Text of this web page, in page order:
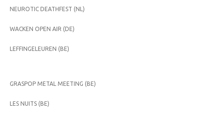
NEUROTIC DEATHFEST (NL)
WACKEN OPEN AIR (DE)
LEFFINGELEUREN (BE)
GRASPOP METAL MEETING (BE)
LES NUITS (BE)